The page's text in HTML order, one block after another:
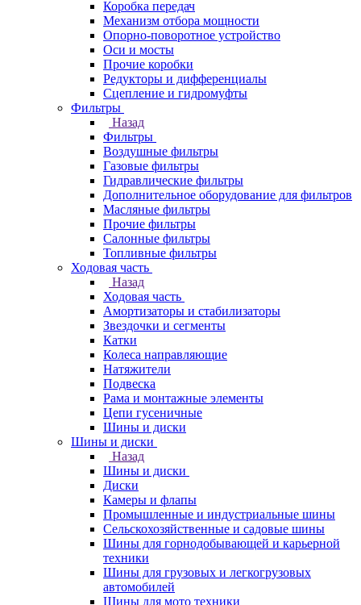
Коробка передач
Механизм отбора мощности
Опорно-поворотное устройство
Оси и мосты
Прочие коробки
Редукторы и дифференциалы
Сцепление и гидромуфты
Фильтры
Назад
Фильтры
Воздушные фильтры
Газовые фильтры
Гидравлические фильтры
Дополнительное оборудование для фильтров
Масляные фильтры
Прочие фильтры
Салонные фильтры
Топливные фильтры
Ходовая часть
Назад
Ходовая часть
Амортизаторы и стабилизаторы
Звездочки и сегменты
Катки
Колеса направляющие
Натяжители
Подвеска
Рама и монтажные элементы
Цепи гусеничные
Шины и диски
Шины и диски
Назад
Шины и диски
Диски
Камеры и флапы
Промышленные и индустриальные шины
Сельскохозяйственные и садовые шины
Шины для горнодобывающей и карьерной
техники
Шины для грузовых и легкогрузовых
автомобилей
Шины для мото техники